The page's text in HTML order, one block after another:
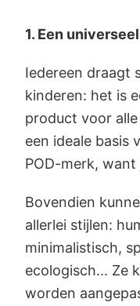
1. Een
Iedereen draagt
kinderen: het is
product voor
een ideale basis
POD-merk,
Bovendien
allerlei stijlen:
minimalistisch,
ecologisch... Ze
worden